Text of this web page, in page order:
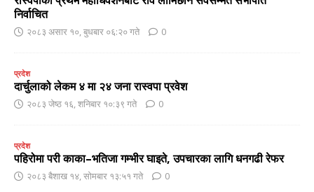
निर्वाचित
२०८३ असार १०, बुधबार ०६:२० गते 0
प्रदेश
दार्चुलाको लेकम ४ मा २४ जना रास्वपा प्रवेश
२०८३ जेष्ठ १६, शनिबार १०:३९ गते 0
प्रदेश
पहिरोमा परी काका–भतिजा गम्भीर घाइते, उपचारका लागि धनगढी रेफर
२०८३ बैशाख १४, सोमबार १३:५१ गते 0